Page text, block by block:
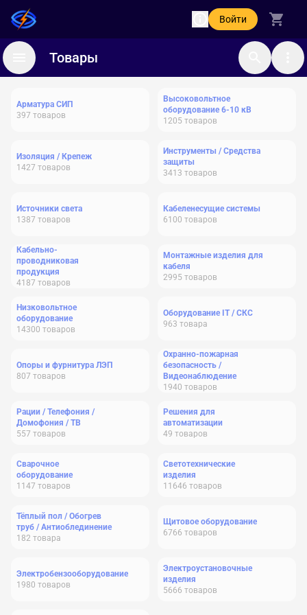
Войти
Товары
Арматура СИП
397 товаров
Высоковольтное
оборудование 6-10 кВ
1205 товаров
Изоляция / Крепеж
1427 товаров
Инструменты / Средства
защиты
3413 товаров
Источники света
1387 товаров
Кабеленесущие системы
6100 товаров
Кабельно-
проводниковая
продукция
4187 товаров
Монтажные изделия для
кабеля
2995 товаров
Низковольтное
оборудование
14300 товаров
Оборудование IT / СКС
963 товара
Опоры и фурнитура ЛЭП
807 товаров
Охранно-пожарная
безопасность /
Видеонаблюдение
1940 товаров
Рации / Телефония /
Домофония / ТВ
557 товаров
Решения для
автоматизации
49 товаров
Сварочное
оборудование
1147 товаров
Светотехнические
изделия
11646 товаров
Тёплый пол / Обогрев
труб / Антиоблединение
182 товара
Щитовое оборудование
6766 товаров
Электробензооборудование
1980 товаров
Электроустановочные
изделия
5666 товаров